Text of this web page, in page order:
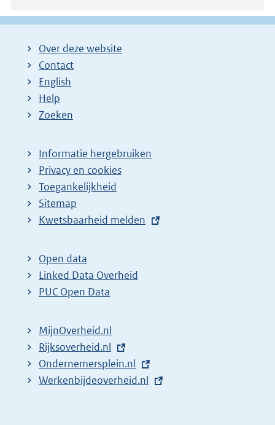
Over deze website
Contact
English
Help
Zoeken
Informatie hergebruiken
Privacy en cookies
Toegankelijkheid
Sitemap
E
t
e
r
l
i
n
k
Kwetsbaarheid melden
Open data
Linked Data Overheid
PUC Open Data
MijnOverheid.nl
E
x
t
Rijksoverheid.nl
E
x
Ondernemersplein.nl
E
Werkenbijdeoverheid.nl